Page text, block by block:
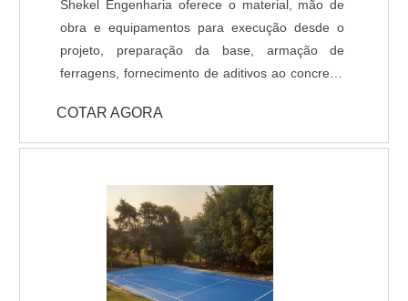
Shekel Engenharia oferece o material, mão de
obra e equipamentos para execução desde o
projeto, preparação da base, armação de
ferragens, fornecimento de aditivos ao concreto,
acabamento (polido, float, vassourado,
desempenado, etc.) e corte das juntas. Todo
Concreto tem acompanhamento de engenheiro
civil responsável, que administra as etapas de
execução do piso de acordo com projeto
fornecido pelo cliente. A pavimentação de
Concreto pode ser armada em aço ou com telas
COTAR AGORA